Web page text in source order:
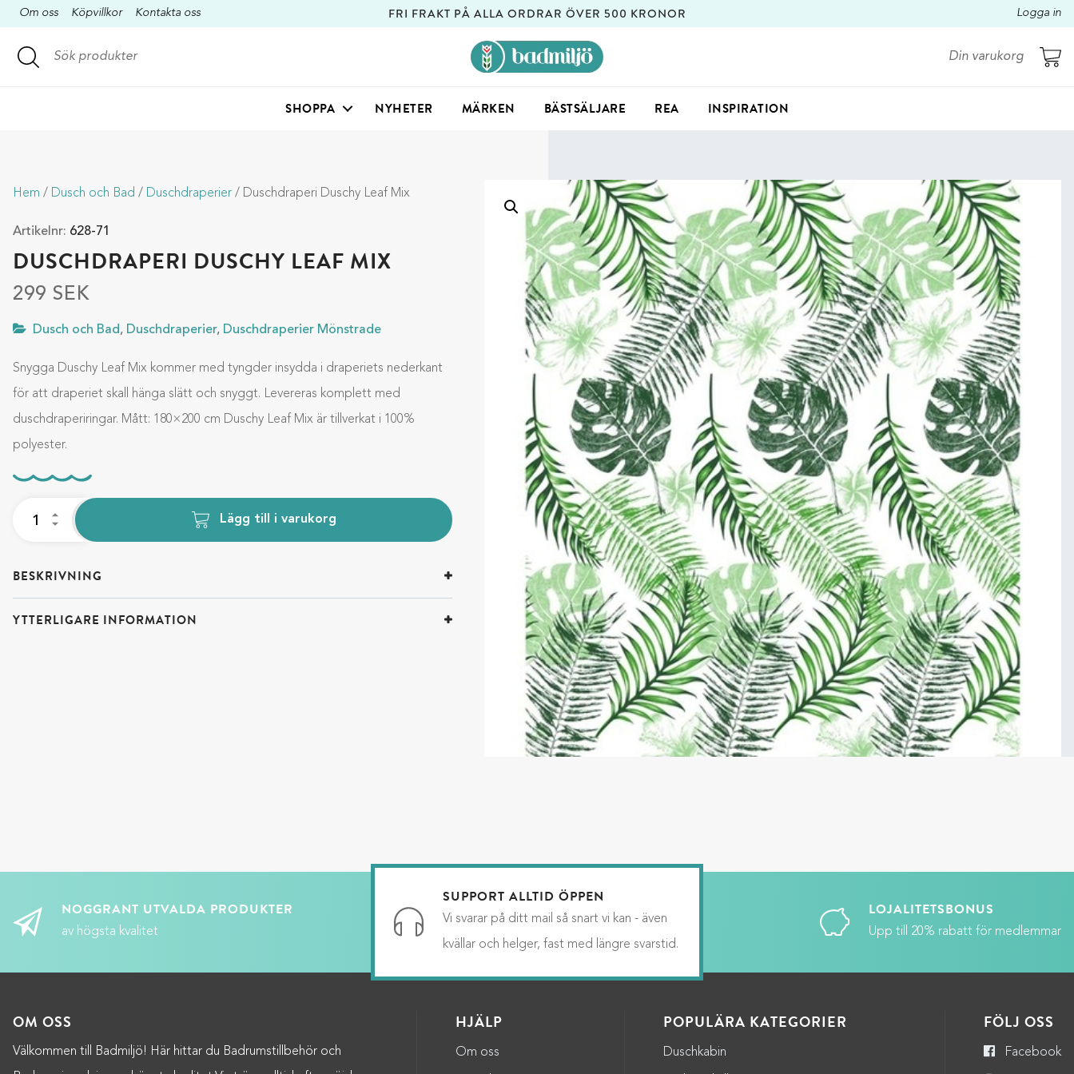
Om oss Köpvillkor Kontakta oss FRI FRAKT PÅ ALLA ORDRAR ÖVER 500 KRONOR Logga in
Din varukorg
SHOPPA NYHETER MÄRKEN BÄSTSÄLJARE REA INSPIRATION
Hem / Dusch och Bad / Duschdraperier / Duschdraperi Duschy Leaf Mix
Artikelnr: 628-71
DUSCHDRAPERI DUSCHY LEAF MIX
299 SEK
Dusch och Bad, Duschdraperier, Duschdraperier Mönstrade
Snygga Duschy Leaf Mix kommer med tyngder insydda i draperiets nederkant
för att draperiet skall hänga slätt och snyggt. Levereras komplett med
duschdraperiringar. Mått: 180×200 cm Duschy Leaf Mix är tillverkat i 100%
polyester.
Lägg till i varukorg
BESKRIVNING
YTTERLIGARE INFORMATION
NOGGRANT UTVALDA PRODUKTER
av högsta kvalitet
SUPPORT ALLTID ÖPPEN
Vi svarar på ditt mail så snart vi kan - även
kvällar och helger, fast med längre svarstid.
LOJALITETSBONUS
Upp till 20% rabatt för medlemmar
OM OSS
Välkommen till Badmiljö! Här hittar du Badrumstillbehör och
HJÄLP
Om oss
POPULÄRA KATEGORIER
Duschkabin
FÖLJ OSS
Facebook